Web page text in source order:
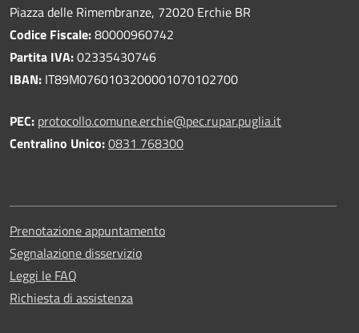
Piazza delle Rimembranze, 72020 Erchie BR
Codice Fiscale:80000960742
Partita IVA:02335430746
IBAN: IT89M0760103200001070102700
PEC: protocollo.comune.erchie@pec.rupar.puglia.it
Centralino Unico:0831 768300
Prenotazione appuntamento
Segnalazione disservizio
Leggi le FAQ
Richiesta di assistenza